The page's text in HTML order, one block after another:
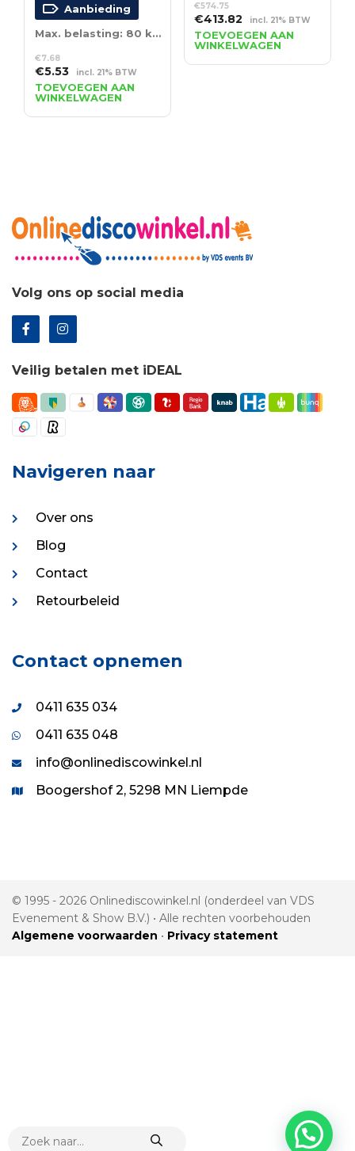
ZOEKEN
Aanbieding
Max. belasting: 80 kg – 75 cm – zilver
€7.68
Oorspronkelijke
prijs
was:
€7.68.
€5.53Huidige
prijs
is:
€5.53.
incl. 21% BTW
TOEVOEGEN AAN
WINKELWAGEN
€574.75
Oorspronkelijke
prijs
was:
€574.75.
€413.82 Huidige
prijs
is:
€413.82.
incl. 21% BTW
TOEVOEGEN AAN
WINKELWAGEN
Volg ons op social media
Veilig betalen met iDEAL
Navigeren naar
Over ons
Blog
Contact
Retourbeleid
Contact opnemen
0411 635 034
0411 635 048
info@onlinediscowinkel.nl
Boogershof 2, 5298 MN Liempde
© 1995 - 2026 Onlinediscowinkel.nl (onderdeel van VDS
Evenement & Show B.V.) • Alle rechten voorbehouden
Algemene voorwaarden • Privacy statement